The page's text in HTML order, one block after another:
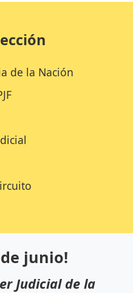
de la Nación
de junio!
Judicial de la